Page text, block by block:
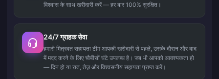
विश्वास के साथ खरीदारी करें — हर बार 100% सुरक्षित।
24/7 ग्राहक सेवा
हमारी मित्रवत सहायता टीम आपकी खरीदारी से पहले, उसके दौरान और बाद
में मदद करने के लिए चौबीसों घंटे उपलब्ध है। जब भी आपको आवश्यकता हो
— दिन हो या रात, तेज़ और विश्वसनीय सहायता प्राप्त करें।